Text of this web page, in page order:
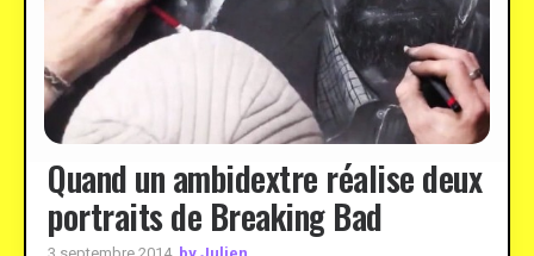
Quand un ambidextre réalise deux
portraits de Breaking Bad